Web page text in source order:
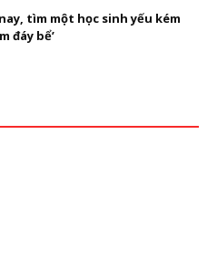
tìm một học sinh yếu kém
đáy bể’